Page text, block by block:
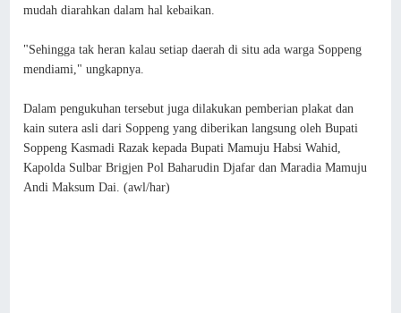
mudah diarahkan dalam hal kebaikan.
"Sehingga tak heran kalau setiap daerah di situ ada warga Soppeng
mendiami," ungkapnya.
Dalam pengukuhan tersebut juga dilakukan pemberian plakat dan
kain sutera asli dari Soppeng yang diberikan langsung oleh Bupati
Soppeng Kasmadi Razak kepada Bupati Mamuju Habsi Wahid,
Kapolda Sulbar Brigjen Pol Baharudin Djafar dan Maradia Mamuju
Andi Maksum Dai. (awl/har)